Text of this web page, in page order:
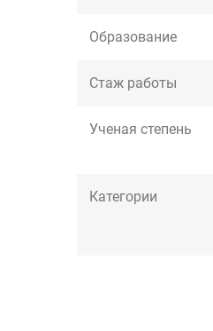
Образование
Стаж работы
Ученая степень
Категории